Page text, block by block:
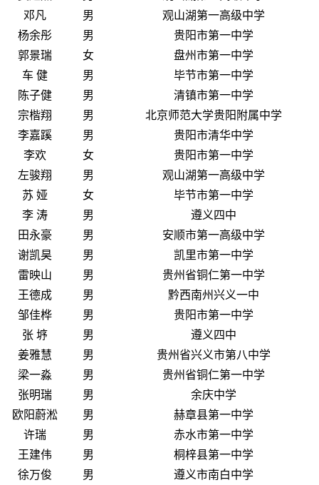
邓凡
男
观山湖第一高级中学
杨余彤
男
贵阳市第一中学
郭景瑞
女
盘州市第一中学
车 健
男
毕节市第一中学
陈子健
男
清镇市第一中学
宗楷翔
男
北京师范大学贵阳附属中学
李嘉蹊
男
贵阳市清华中学
李欢
女
贵阳市第一中学
左骏翔
男
观山湖第一高级中学
苏 娅
女
毕节市第一中学
李 涛
男
遵义四中
田永豪
男
安顺市第一高级中学
谢凯昊
男
凯里市第一中学
雷映山
男
贵州省铜仁第一中学
王德成
男
黔西南州兴义一中
邹佳桦
男
贵阳市第一中学
张 垿
男
遵义四中
姜雅慧
男
贵州省兴义市第八中学
梁一淼
男
贵州省铜仁第一中学
张明瑞
男
余庆中学
欧阳蔚淞
男
赫章县第一中学
许瑞
男
赤水市第一中学
王建伟
男
桐梓县第一中学
徐万俊
男
遵义市南白中学